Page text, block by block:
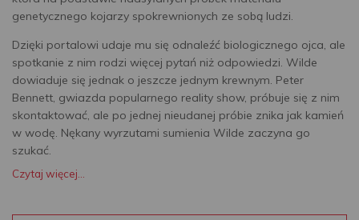
genetycznego kojarzy spokrewnionych ze sobą ludzi.
Dzięki portalowi udaje mu się odnaleźć biologicznego ojca, ale
spotkanie z nim rodzi więcej pytań niż odpowiedzi. Wilde
dowiaduje się jednak o jeszcze jednym krewnym. Peter
Bennett, gwiazda popularnego reality show, próbuje się z nim
skontaktować, ale po jednej nieudanej próbie znika jak kamień
w wodę. Nękany wyrzutami sumienia Wilde zaczyna go
szukać.
Czytaj więcej...